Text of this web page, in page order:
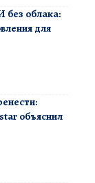
без облака:
для
объяснил